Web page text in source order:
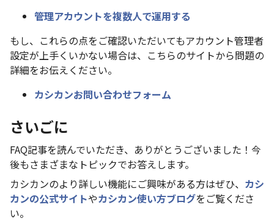
管理アカウントを複数人で運用する
もし、これらの点をご確認いただいてもアカウント管理者
設定が上手くいかない場合は、こちらのサイトから問題の
詳細をお伝えください。
カシカンお問い合わせフォーム
さいごに
FAQ記事を読んでいただき、ありがとうございました！今
後もさまざまなトピックでお答えします。
カシカンのより詳しい機能にご興味がある方はぜひ、 カシ
カンの公式サイトやカシカン使い方ブログをご覧くださ
い。